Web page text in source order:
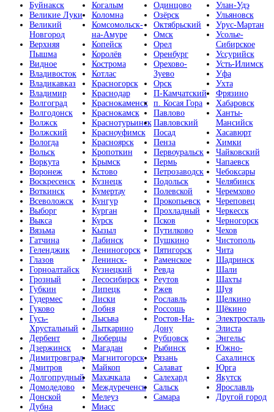
Буйнакск
Великие Луки
Великий
Новгород
Верхняя
Пышма
Видное
Владивосток
Владикавказ
Владимир
Волгоград
Волгодонск
Волжск
Волжский
Вологда
Вольск
Воркута
Воронеж
Воскресенск
Воткинск
Всеволожск
Выборг
Выкса
Вязьма
Гатчина
Геленджик
Глазов
Горноалтайск
Грозный
Губкин
Гудермес
Гуково
Гусь-
Хрустальный
Дербент
Дзержинск
Димитровград
Дмитров
Долгопрудный
Домодедово
Донской
Дубна
Когалым
Коломна
Комсомольск-
на-Амуре
Копейск
Королёв
Кострома
Котлас
Красногорск
Краснодар
Краснокаменск
Краснокамск
Краснотурьинск
Красноуфимск
Красноярск
Кропоткин
Крымск
Кстово
Кузнецк
Кумертау
Кунгур
Курган
Курск
Кызыл
Лабинск
Лениногорск
Ленинск-
Кузнецкий
Лесосибирск
Липецк
Лиски
Лобня
Лысьва
Лыткарино
Люберцы
Магадан
Магнитогорск
Майкоп
Махачкала
Междуреченск
Мелеуз
Миасс
Одинцово
Озёрск
Октябрьский
Омск
Орел
Оренбург
Орехово-
Зуево
Орск
П-Камчатский
п. Косая Гора
Павлово
Павловский
Посад
Пенза
Первоуральск
Пермь
Петрозаводск
Подольск
Полевской
Прокопьевск
Прохладный
Псков
Путилково
Пушкино
Пятигорск
Раменское
Ревда
Реутов
Ржев
Рославль
Россошь
Ростов-На-
Дону
Рубцовск
Рыбинск
Рязань
Салават
Салехард
Сальск
Самара
Улан-Удэ
Ульяновск
Урус-Мартан
Усолье-
Сибирское
Уссурийск
Усть-Илимск
Уфа
Ухта
Фрязино
Хабаровск
Ханты-
Мансийск
Хасавюрт
Химки
Чайковский
Чапаевск
Чебоксары
Челябинск
Черемхово
Череповец
Черкесск
Черногорск
Чехов
Чистополь
Чита
Шадринск
Шали
Шахты
Шуя
Щелкино
Щёкино
Электросталь
Элиста
Энгельс
Южно-
Сахалинск
Юрга
Якутск
Ярославль
Другой город